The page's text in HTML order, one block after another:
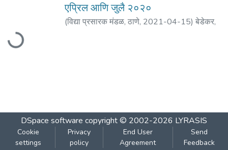
Loading...
एप्रिल आणि जुलै २०२०
(विद्या प्रसारक मंडळ, ठाणे, 2021-04-15) बेडेकर,
DSpace software copyright © 2002-2026 LYRASIS
Cookie
settings
Privacy
policy
End User
Agreement
Send
Feedback